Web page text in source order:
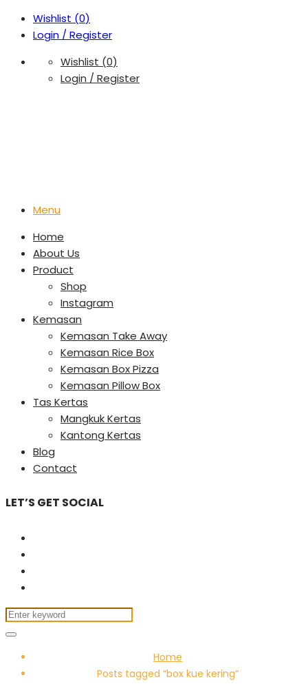
Wishlist (0)
Login / Register
Wishlist (0)
Login / Register
Menu
Home
About Us
Product
Shop
Instagram
Kemasan
Kemasan Take Away
Kemasan Rice Box
Kemasan Box Pizza
Kemasan Pillow Box
Tas Kertas
Mangkuk Kertas
Kantong Kertas
Blog
Contact
LET’S GET SOCIAL
Home
Posts tagged “box kue kering”